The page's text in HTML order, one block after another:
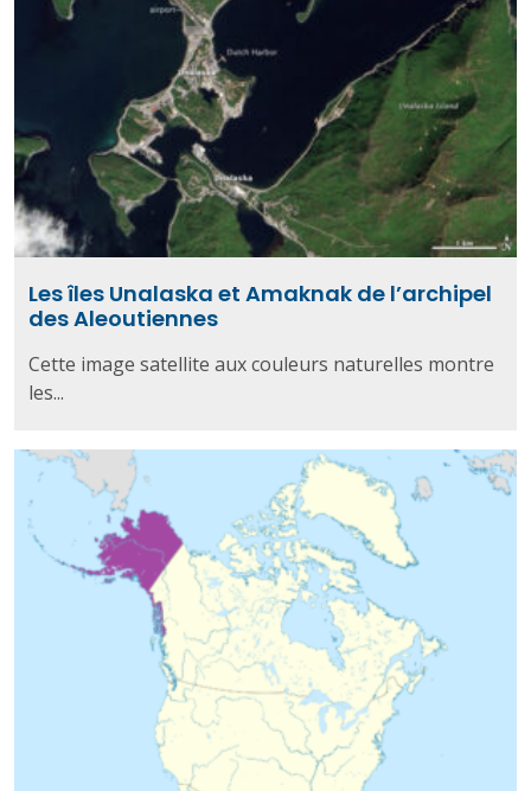
Les îles Unalaska et Amaknak de l’archipel
des Aleoutiennes
Cette image satellite aux couleurs naturelles montre
les...